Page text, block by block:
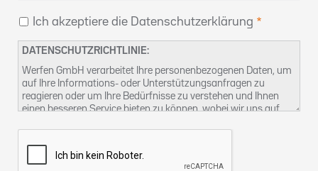
Ich akzeptiere die Datenschutzerklärung
DATENSCHUTZRICHTLINIE:
Werfen GmbH verarbeitet Ihre personenbezogenen Daten, um
auf Ihre Informations- oder Unterstützungsanfragen zu
reagieren oder um Ihre Bedürfnisse zu verstehen und Ihnen
einen besseren Service bieten zu können, wobei wir uns auf
ausüben können, finden Sie in unserer
Sie können uns auch unterkontact-dsb@althammer-kill.de